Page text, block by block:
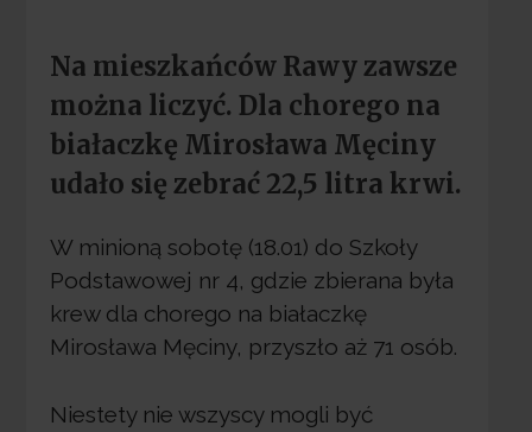
Na mieszkańców Rawy zawsze
można liczyć. Dla chorego na
białaczkę Mirosława Męciny
udało się zebrać 22,5 litra krwi.
W minioną sobotę (18.01) do Szkoły
Podstawowej nr 4, gdzie zbierana była
krew dla chorego na białaczkę
Mirosława Męciny, przyszło aż 71 osób.
Niestety nie wszyscy mogli być